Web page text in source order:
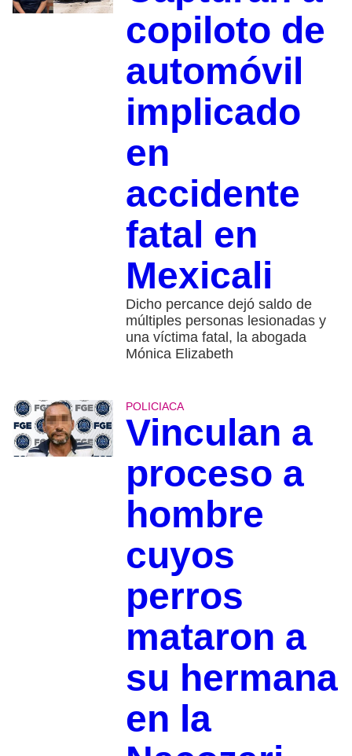
copiloto de
automóvil
implicado
en
accidente
fatal en
Mexicali
Dicho percance dejó saldo de
múltiples personas lesionadas y
una víctima fatal, la abogada
Mónica Elizabeth
POLICIACA
Vinculan a
proceso a
hombre
cuyos
perros
mataron a
su hermana
en la